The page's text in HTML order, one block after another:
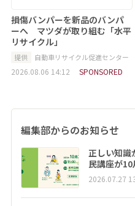
損傷バンパーを新品のバンパ
ーへ マツダが取り組む「水平
リサイクル」
提供 自動車リサイクル促進センター
2026.08.06 14:12 SPONSORED
編集部からのお知らせ
正しい知
民講座が
2026.07.27